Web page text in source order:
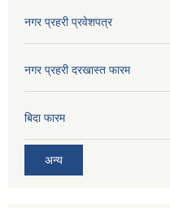
नगर प्रहरी प्रवेशपत्र
नगर प्रहरी दरखास्त फारम
बिदा फारम
अन्य